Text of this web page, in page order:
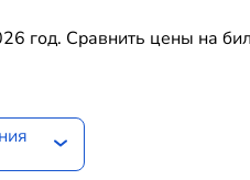
год. Сравнить цены на